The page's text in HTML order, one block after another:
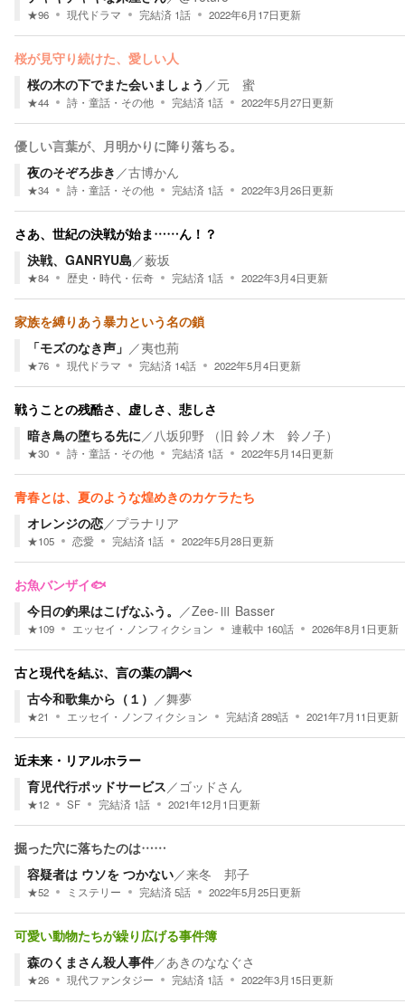
★96 現代ドラマ 完結済 1話 2022年6月17日更新
桜が見守り続けた、愛しい人
桜の木の下でまた会いましょう ／元 蜜
★44 詩・童話・その他 完結済 1話 2022年5月27日更新
優しい言葉が、月明かりに降り落ちる。
夜のそぞろ歩き ／古博かん
★34 詩・童話・その他 完結済 1話 2022年3月26日更新
さあ、世紀の決戦が始ま……ん！？
決戦、GANRYU島／薮坂
★84 歴史・時代・伝奇 完結済 1話 2022年3月4日更新
家族を縛りあう暴力という名の鎖
「モズのなき声」 ／夷也荊
★76 現代ドラマ 完結済 14話 2022年5月4日更新
戦うことの残酷さ、虚しさ、悲しさ
暗き鳥の堕ちる先に／ 八坂卯野 （旧 鈴ノ木 鈴ノ子）
★30 詩・童話・その他 完結済 1話 2022年5月14日更新
青春とは、夏のような煌めきのカケラたち
オレンジの恋／プラナリア
★105 恋愛 完結済 1話 2022年5月28日更新
お魚バンザイ🐟
今日の釣果はこげなふう。 ／Zee-Ⅲ Basser
★109 エッセイ・ノンフィクション 連載中 160話 2026年8月1日更新
古と現代を結ぶ、言の葉の調べ
古今和歌集から（１） ／舞夢
★21 エッセイ・ノンフィクション 完結済289話 2021年7月11日更新
近未来・リアルホラー
育児代行ポッドサービス／ ゴッドさん
★12 SF 完結済 1話 2021年12月1日更新
掘った穴に落ちたのは……
容疑者は ウソを つかない／来冬 邦子
★52 ミステリー 完結済5話 2022年5月25日更新
可愛い動物たちが繰り広げる事件簿
森のくまさん殺人事件／あきのななぐさ
★26 現代ファンタジー 完結済 1話 2022年3月15日更新